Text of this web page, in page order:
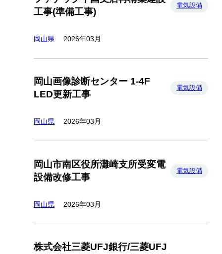
工事(準備工事)
電気設備
岡山県 2026年03月
岡山画像診断センター 1-4F
LED更新工事
電気設備
岡山県 2026年03月
岡山市南区役所灘崎支所受変電
設備改修工事
電気設備
岡山県 2026年03月
株式会社三菱UFJ銀行/三菱UFJ